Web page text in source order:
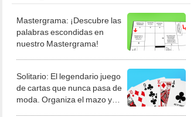
Mastergrama: ¡Descubre las
palabras escondidas en
nuestro Mastergrama!
Solitario: El legendario juego
de cartas que nunca pasa de
moda. Organiza el mazo y